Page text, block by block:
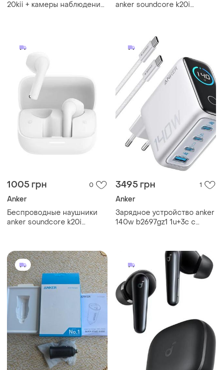
20kii + камеры наблюдения
anker soundcore k20i
1005 грн 0
Anker
Беспроводные наушники
anker soundcore k20i
вкладыши white
3495 грн 1
Anker
Зарядное устройство anker
140w b2697gz1 1u+3c с